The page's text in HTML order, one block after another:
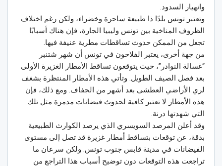
وانهيار السدود.
وتعتبر تونس بلدًا ذا طبيعة ساحرة وخضراء، ولكن رغم اختلاف
الظروف المناخية بين تونس وليبيا الجارة، فإن هناك أسبابًا
تجعل من الممكن حدوث تساقطات مطرية عنيفة فيها.
من جهة أخرى، يعتبر الفلاحون في تونس أن شهر شتنبر
“غسالة النوادر”، حيث يتوقعون تساقط الأمطار الغزيرة الأولى
بعد فصل الصيف الطويل. وتأتي هذه الأمطار المنتظرة بشغف
لري الأراضي العطشى بعد أشهر من الجفاف. ومع ذلك، فإن
هذه الأمطار لا تعتبر كافية لحدوث فيضانات مدمرة مثل تلك
التي شهدتها درنة.
وقد أعلن المرصد السويسري الذي يرصد الكوارث الطبيعية
بدقة، عن توقعات بتساقط أمطار غزيرة قد تصل إلى مستوى
الفيضانات في مدينة قابس جنوب تونس. ولكن سرعان ما
تراجعت هذه التوقعات دون توضيح أسباب هذا التراجع من